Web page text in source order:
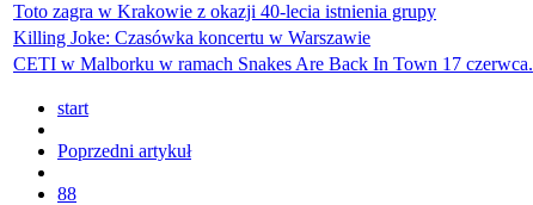
Toto zagra w Krakowie z okazji 40-lecia istnienia grupy
Killing Joke: Czasówka koncertu w Warszawie
CETI w Malborku w ramach Snakes Are Back In Town 17 czerwca.
start
Poprzedni artykuł
88